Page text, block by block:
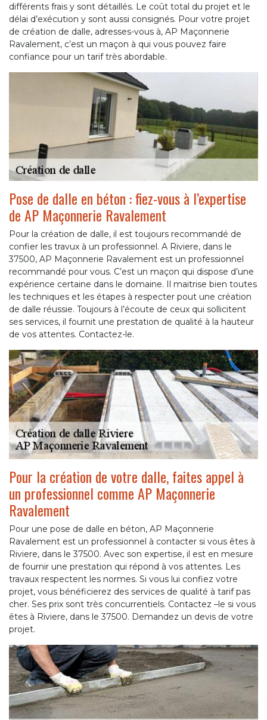
différents frais y sont détaillés. Le coût total du projet et le
délai d’exécution y sont aussi consignés. Pour votre projet
de création de dalle, adresses-vous à, AP Maçonnerie
Ravalement, c’est un maçon à qui vous pouvez faire
confiance pour un tarif très abordable.
Pose de dalle en béton : fiez-vous à l’expertise
de AP Maçonnerie Ravalement
Pour la création de dalle, il est toujours recommandé de
confier les travux à un professionnel. A Riviere, dans le
37500, AP Maçonnerie Ravalement est un professionnel
recommandé pour vous. C’est un maçon qui dispose d’une
expérience certaine dans le domaine. Il maitrise bien toutes
les techniques et les étapes à respecter pout une création
de dalle réussie. Toujours à l’écoute de ceux qui sollicitent
ses services, il fournit une prestation de qualité à la hauteur
de vos attentes. Contactez-le.
Pour la création de votre dalle, faites appel à
un professionnel comme AP Maçonnerie
Ravalement
Pour une pose de dalle en béton, AP Maçonnerie
Ravalement est un professionnel à contacter si vous êtes à
Riviere, dans le 37500. Avec son expertise, il est en mesure
de fournir une prestation qui répond à vos attentes. Les
travaux respectent les normes. Si vous lui confiez votre
projet, vous bénéficierez des services de qualité à tarif pas
cher. Ses prix sont très concurrentiels. Contactez –le si vous
êtes à Riviere, dans le 37500. Demandez un devis de votre
projet.